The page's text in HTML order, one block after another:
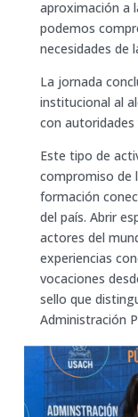
aproximación a
podemos
necesidades de
La jornada
institucional al
con
Este tipo de
compromiso de
formación
del país. Abrir
actores del
experiencias
vocaciones
sello que
Administración
Ver galería
AQUÍ.